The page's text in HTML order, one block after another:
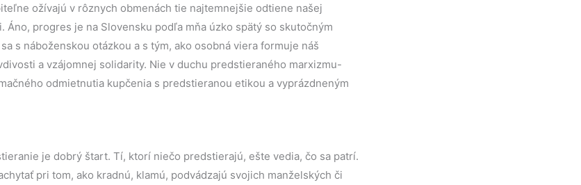
ožívajú v rôznych obmenách tie najtemnejšie odtiene našej
progres je na Slovensku podľa mňa úzko spätý so skutočným
s náboženskou otázkou a s tým, ako osobná viera formuje náš
a vzájomnej solidarity. Nie v duchu predstieraného marxizmu-
odmietnutia kupčenia s predstieranou etikou a vyprázdneným
je dobrý štart. Tí, ktorí niečo predstierajú, ešte vedia, čo sa patrí.
pri tom, ako kradnú, klamú, podvádzajú svojich manželských či